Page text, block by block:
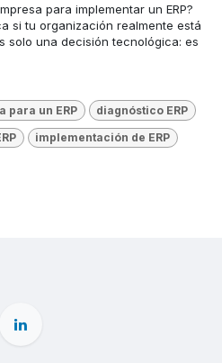
para implementar un ERP?
si tu organización realmente está
solo una decisión tecnológica: es
para un ERP diagnóstico ERP
implementación de ERP